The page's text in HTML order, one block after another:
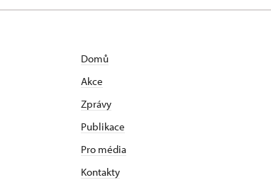
Domů
Akce
Zprávy
Publikace
Pro média
Kontakty